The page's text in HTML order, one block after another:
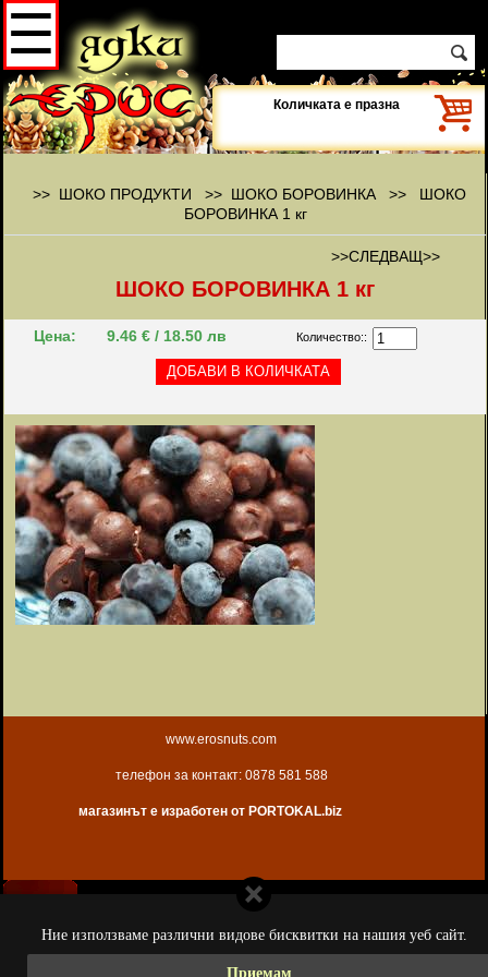
Ние използваме различни видове бисквитки на нашия уеб сайт.
Приемам
Количката е празна
☰
>> ШОКО ПРОДУКТИ >> ШОКО БОРОВИНКА >> ШОКО
БОРОВИНКА 1 кг
>>СЛЕДВАЩ>>
ШОКО БОРОВИНКА 1 кг
Цена: 9.46 € / 18.50 лв Количество::
www.erosnuts.com
телефон за контакт: 0878 581 588
магазинът е изработен от PORTOKAL.biz